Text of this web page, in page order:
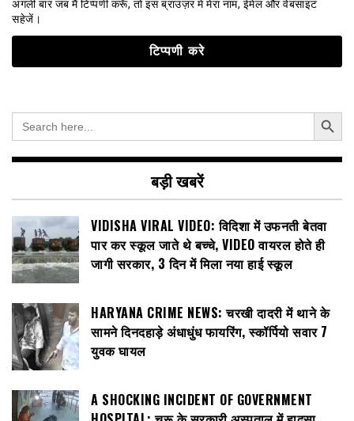
अगली बार जब मैं टिप्पणी करूँ, तो इस ब्राउज़र में मेरा नाम, ईमेल और वेबसाइट
सहेजें।
Search
for:
Search Button
बड़ी खबरें
VIDISHA VIRAL VIDEO: विदिशा में उफनती बेतवा
पार कर स्कूल जाते थे बच्चे, VIDEO वायरल होते ही
जागी सरकार, 3 दिन में मिला नया हाई स्कूल
HARYANA CRIME NEWS: चरखी दादरी में थाने के
सामने दिनदहाड़े अंधाधुंध फायरिंग, स्कॉर्पियो सवार 7
युवक घायल
A SHOCKING INCIDENT OF GOVERNMENT